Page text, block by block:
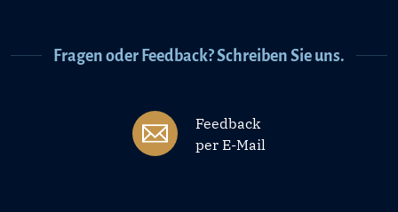
Fragen oder Feedback? Schreiben Sie uns.
Feedback
per E-Mail